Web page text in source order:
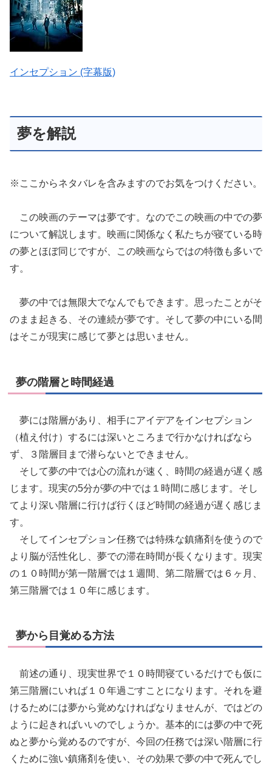
インセプション (字幕版)
夢を解説
※ここからネタバレを含みますのでお気をつけください。
この映画のテーマは夢です。なのでこの映画の中での夢
について解説します。映画に関係なく私たちが寝ている時
の夢とほぼ同じですが、この映画ならではの特徴も多いで
す。
夢の中では無限大でなんでもできます。思ったことがそ
のまま起きる、その連続が夢です。そして夢の中にいる間
はそこが現実に感じて夢とは思いません。
夢の階層と時間経過
夢には階層があり、相手にアイデアをインセプション
（植え付け）するには深いところまで行かなければなら
ず、３階層目まで潜らないとできません。
そして夢の中では心の流れが速く、時間の経過が遅く感
じます。現実の5分が夢の中では１時間に感じます。そし
てより深い階層に行けば行くほど時間の経過が遅く感じま
す。
そしてインセプション任務では特殊な鎮痛剤を使うので
より脳が活性化し、夢での滞在時間が長くなります。現実
の１０時間が第一階層では１週間、第二階層では６ヶ月、
第三階層では１０年に感じます。
夢から目覚める方法
前述の通り、現実世界で１０時間寝ているだけでも仮に
第三階層にいれば１０年過ごすことになります。それを避
けるためには夢から覚めなければなりませんが、ではどの
ように起きればいいのでしょうか。基本的には夢の中で死
ぬと夢から覚めるのですが、今回の任務では深い階層に行
くために強い鎮痛剤を使い、その効果で夢の中で死んでし